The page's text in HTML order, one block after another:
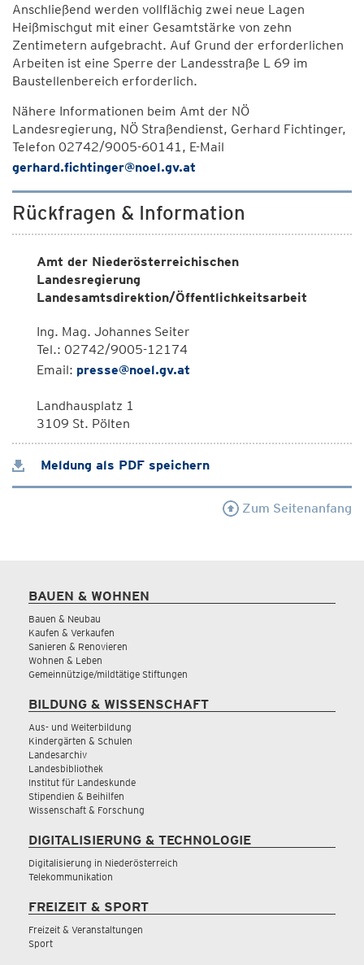
Anschließend werden vollflächig zwei neue Lagen
Heißmischgut mit einer Gesamtstärke von zehn
Zentimetern aufgebracht. Auf Grund der erforderlichen
Arbeiten ist eine Sperre der Landesstraße L 69 im
Baustellenbereich erforderlich.
Nähere Informationen beim Amt der NÖ
Landesregierung, NÖ Straßendienst, Gerhard Fichtinger,
Telefon 02742/9005-60141, E-Mail
gerhard.fichtinger@noel.gv.at
Rückfragen & Information
Amt der Niederösterreichischen
Landesregierung
Landesamtsdirektion/Öffentlichkeitsarbeit
Ing. Mag. Johannes Seiter
Tel.: 02742/9005-12174
Email: presse@noel.gv.at
Landhausplatz 1
3109 St. Pölten
Meldung als PDF speichern
Zum Seitenanfang
BAUEN & WOHNEN
Bauen & Neubau
Kaufen & Verkaufen
Sanieren & Renovieren
Wohnen & Leben
Gemeinnützige/mildtätige Stiftungen
BILDUNG & WISSENSCHAFT
Aus- und Weiterbildung
Kindergärten & Schulen
Landesarchiv
Landesbibliothek
Institut für Landeskunde
Stipendien & Beihilfen
Wissenschaft & Forschung
DIGITALISIERUNG & TECHNOLOGIE
Digitalisierung in Niederösterreich
Telekommunikation
FREIZEIT & SPORT
Freizeit & Veranstaltungen
Sport